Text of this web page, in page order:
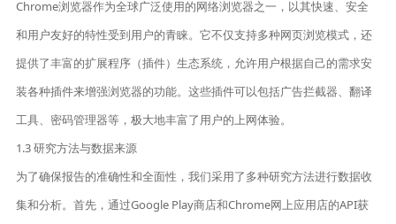
Chrome浏览器作为全球广泛使用的网络浏览器之一，以其快速、安全
和用户友好的特性受到用户的青睐。它不仅支持多种网页浏览模式，还
提供了丰富的扩展程序（插件）生态系统，允许用户根据自己的需求安
装各种插件来增强浏览器的功能。这些插件可以包括广告拦截器、翻译
工具、密码管理器等，极大地丰富了用户的上网体验。
1.3 研究方法与数据来源
为了确保报告的准确性和全面性，我们采用了多种研究方法进行数据收
集和分析。首先，通过Google Play商店和Chrome网上应用店的API获